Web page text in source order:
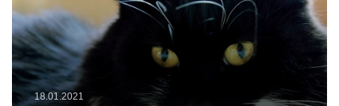
18.01.2021